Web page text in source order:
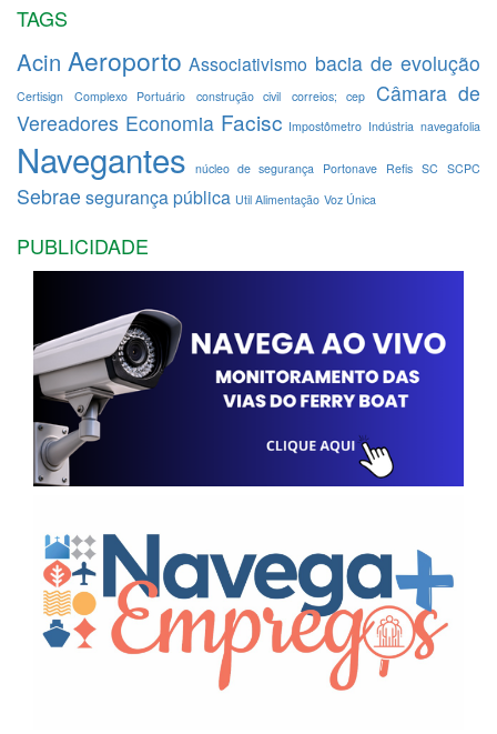
TAGS
Acin Aeroporto Associativismo bacia de evolução
Certisign Complexo Portuário construção civil correios; cep
Câmara de
Vereadores Economia Facisc Impostômetro Indústria navegafolia
Navegantes núcleo de segurança Portonave Refis SC SCPC
Sebrae segurança pública Util Alimentação Voz Única
PUBLICIDADE